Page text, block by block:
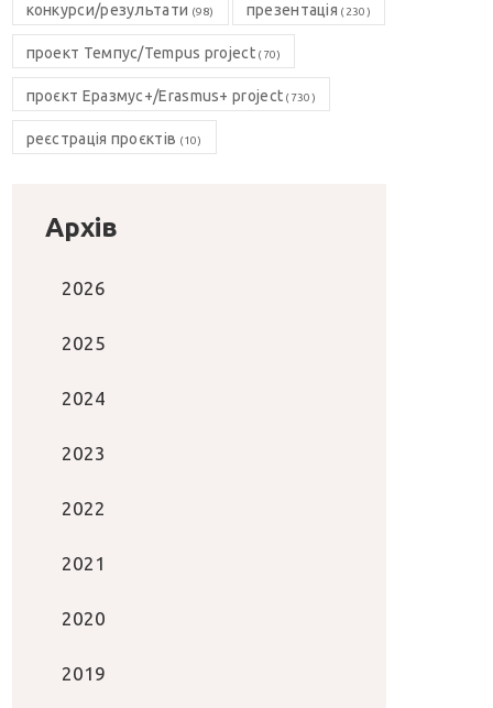
конкурси/результати (98) презентація (230)
проект Темпус/Tempus project(70)
проєкт Еразмус+/Erasmus+ project (730)
реєстрація проєктів (10)
Архів
2026
2025
2024
2023
2022
2021
2020
2019